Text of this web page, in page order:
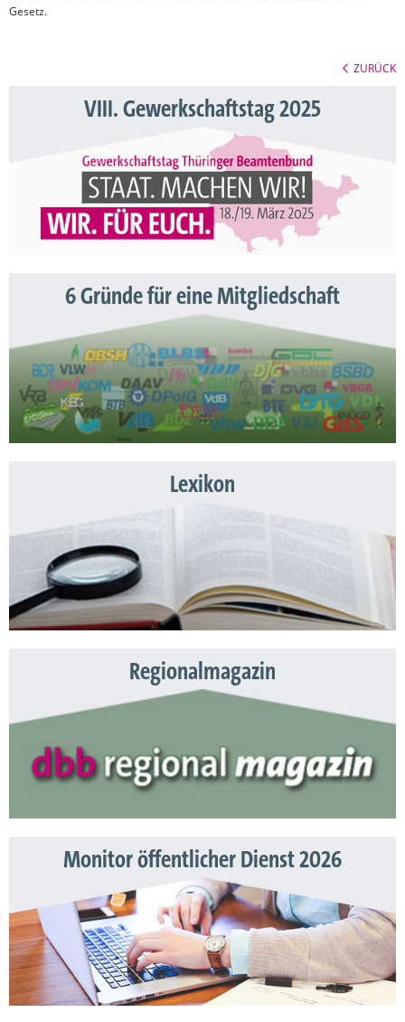
Gesetz.
ZURÜCK
VIII. Gewerkschaftstag 2025
6 Gründe für eine Mitgliedschaft
Lexikon
Regionalmagazin
Monitor öffentlicher Dienst 2026